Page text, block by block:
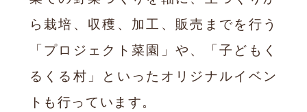
ら栽培、収穫、加工、販売までを行う
「プロジェクト菜園」や、「子どもく
るくる村」といったオリジナルイベン
トも行っています。